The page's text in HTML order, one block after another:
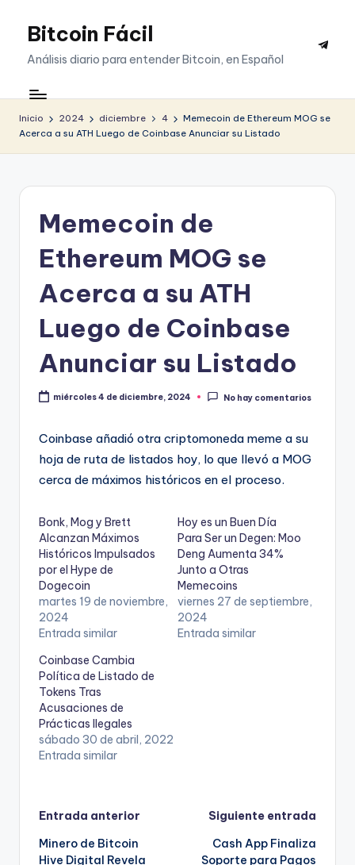
SaltarBitcoin Fácil
Análisis diario para entender Bitcoin, en Español
Inicio 2024 diciembre 4
Memecoin de Ethereum MOG se
Acerca a su ATH Luego de Coinbase Anunciar su Listado
Memecoin de
Ethereum MOG se
Acerca a su ATH
Luego de Coinbase
Anunciar su Listado
miércoles 4 de diciembre, 2024 No hay comentarios
Coinbase añadió otra criptomoneda meme a su
hoja de ruta de listados hoy, lo que llevó a MOG
cerca de máximos históricos en el proceso.
Bonk, Mog y Brett
Alcanzan Máximos
Históricos Impulsados
por el Hype de
Dogecoin
martes 19 de noviembre,
2024
Entrada similar
Hoy es un Buen Día
Para Ser un Degen: Moo
Deng Aumenta 34%
Junto a Otras
Memecoins
viernes 27 de septiembre,
2024
Entrada similar
Coinbase Cambia
Política de Listado de
Tokens Tras
Acusaciones de
Prácticas Ilegales
sábado 30 de abril, 2022
Entrada similar
Navegación
de
Entrada anterior
Minero de Bitcoin
Hive Digital Revela
Siguiente entrada
Cash App Finaliza
Soporte para Pagos